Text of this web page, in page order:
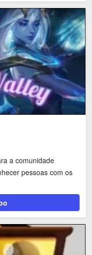
a comunidade
pessoas com os